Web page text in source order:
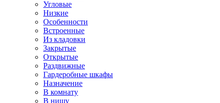
Угловые
Низкие
Особенности
Встроенные
Из кладовки
Закрытые
Открытые
Раздвижные
Гардеробные шкафы
Назначение
В комнату
В нишу